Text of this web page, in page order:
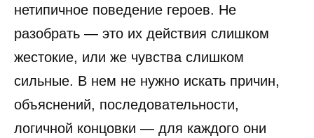
нетипичное поведение героев. Не
разобрать — это их действия слишком
жестокие, или же чувства слишком
сильные. В нем не нужно искать причин,
объяснений, последовательности,
логичной концовки — для каждого они